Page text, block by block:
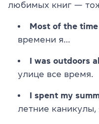
любимых книг —
Most of the time I
времени я…
I was outdoors
улице все время.
I spent my
летние каникулы,